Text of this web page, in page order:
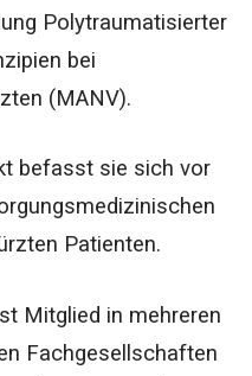
Polytraumatisierter
bei
(MANV).
befasst sie sich vor
Patienten.
Mitglied in mehreren
Fachgesellschaften